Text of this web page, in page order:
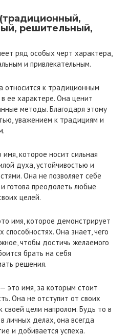
решительный,
ряд особых черт характера,
и привлекательным.
относится к традиционным
ее характере. Она ценит
методы. Благодаря этому
уважением к традициям и
имя, которое носит сильная
духа, устойчивостью и
Она не позволяет себе
готова преодолеть любые
целей.
имя, которое демонстрирует
способностях. Она знает, чего
чтобы достичь желаемого
брать на себя
решения.
это имя, за которым стоит
Она не отступит от своих
цели напролом. Будь то в
личных делах, она всегда
и добивается успеха.